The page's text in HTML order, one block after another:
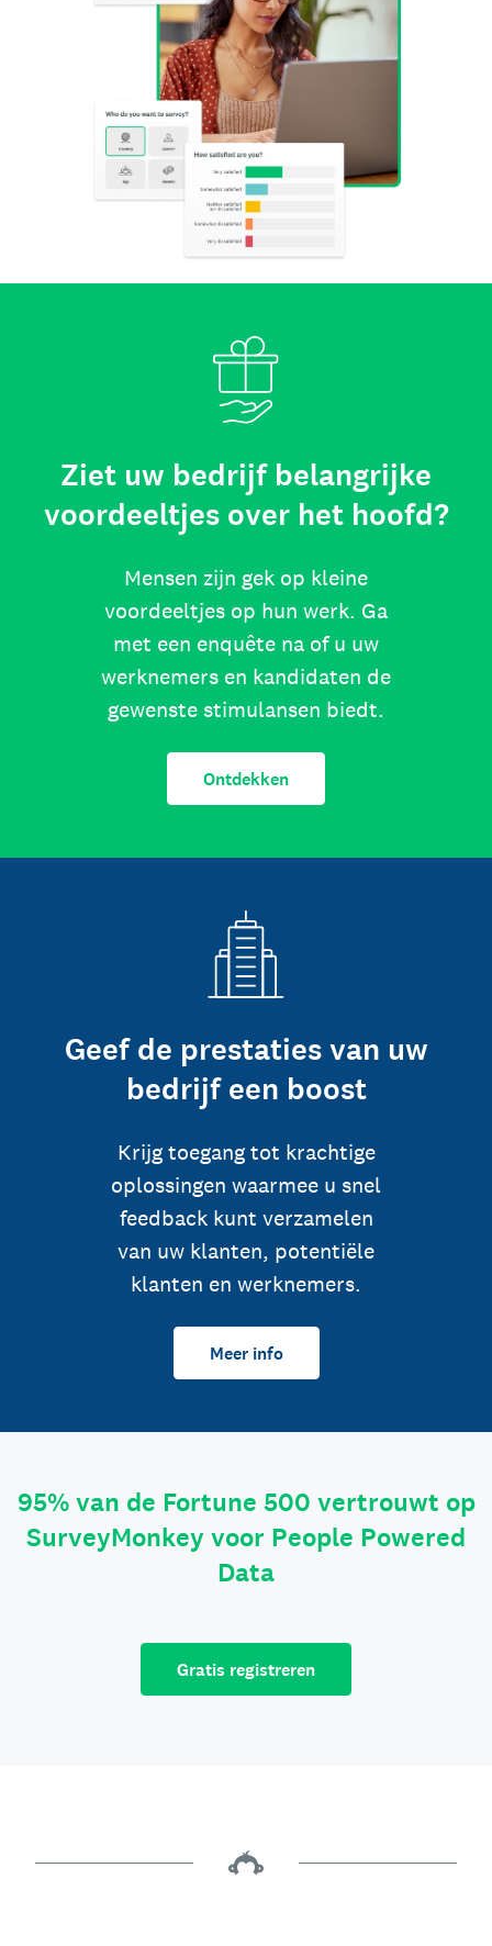
Ziet uw bedrijf belangrijke
voordeeltjes over het hoofd?
Mensen zijn gek op kleine
voordeeltjes op hun werk. Ga
met een enquête na of u uw
werknemers en kandidaten de
gewenste stimulansen biedt.
Ontdekken
Geef de prestaties van uw
bedrijf een boost
Krijg toegang tot krachtige
oplossingen waarmee u snel
feedback kunt verzamelen
van uw klanten, potentiële
klanten en werknemers.
Meer info
95% van de Fortune 500 vertrouwt op
SurveyMonkey voor People Powered
Data
Gratis registreren